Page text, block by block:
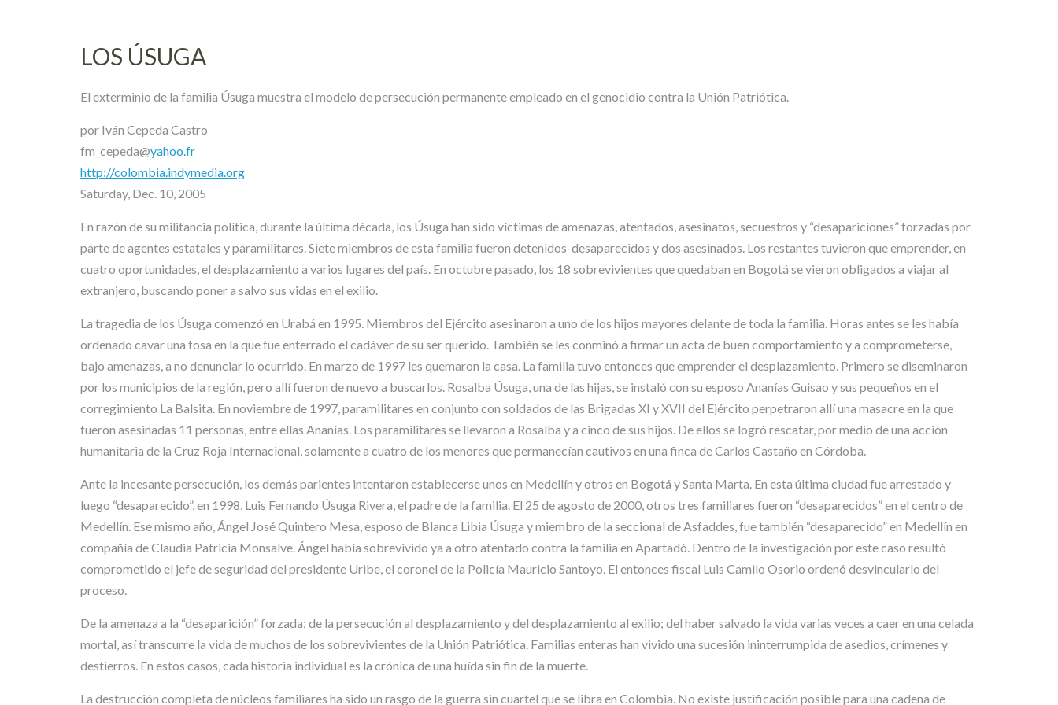
LOS ÚSUGA
El exterminio de la familia Úsuga muestra el modelo de persecución permanente empleado en el genocidio contra la Unión Patriótica.
por Iván Cepeda Castro
fm_cepeda@yahoo.fr
http://colombia.indymedia.org
Saturday, Dec. 10, 2005
En razón de su militancia política, durante la última década, los Úsuga han sido víctimas de amenazas, atentados, asesinatos, secuestros y “desapariciones” forzadas por
parte de agentes estatales y paramilitares. Siete miembros de esta familia fueron detenidos-desaparecidos y dos asesinados. Los restantes tuvieron que emprender, en
cuatro oportunidades, el desplazamiento a varios lugares del país. En octubre pasado, los 18 sobrevivientes que quedaban en Bogotá se vieron obligados a viajar al
extranjero, buscando poner a salvo sus vidas en el exilio.
La tragedia de los Úsuga comenzó en Urabá en 1995. Miembros del Ejército asesinaron a uno de los hijos mayores delante de toda la familia. Horas antes se les había
ordenado cavar una fosa en la que fue enterrado el cadáver de su ser querido. También se les conminó a firmar un acta de buen comportamiento y a comprometerse,
bajo amenazas, a no denunciar lo ocurrido. En marzo de 1997 les quemaron la casa. La familia tuvo entonces que emprender el desplazamiento. Primero se diseminaron
por los municipios de la región, pero allí fueron de nuevo a buscarlos. Rosalba Úsuga, una de las hijas, se instaló con su esposo Ananías Guisao y sus pequeños en el
corregimiento La Balsita. En noviembre de 1997, paramilitares en conjunto con soldados de las Brigadas XI y XVII del Ejército perpetraron allí una masacre en la que
fueron asesinadas 11 personas, entre ellas Ananías. Los paramilitares se llevaron a Rosalba y a cinco de sus hijos. De ellos se logró rescatar, por medio de una acción
humanitaria de la Cruz Roja Internacional, solamente a cuatro de los menores que permanecían cautivos en una finca de Carlos Castaño en Córdoba.
Ante la incesante persecución, los demás parientes intentaron establecerse unos en Medellín y otros en Bogotá y Santa Marta. En esta última ciudad fue arrestado y
luego “desaparecido”, en 1998, Luis Fernando Úsuga Rivera, el padre de la familia. El 25 de agosto de 2000, otros tres familiares fueron “desaparecidos” en el centro de
Medellín. Ese mismo año, Ángel José Quintero Mesa, esposo de Blanca Libia Úsuga y miembro de la seccional de Asfaddes, fue también “desaparecido” en Medellín en
compañía de Claudia Patricia Monsalve. Ángel había sobrevivido ya a otro atentado contra la familia en Apartadó. Dentro de la investigación por este caso resultó
comprometido el jefe de seguridad del presidente Uribe, el coronel de la Policía Mauricio Santoyo. El entonces fiscal Luis Camilo Osorio ordenó desvincularlo del
proceso.
De la amenaza a la “desaparición” forzada; de la persecución al desplazamiento y del desplazamiento al exilio; del haber salvado la vida varias veces a caer en una celada
mortal, así transcurre la vida de muchos de los sobrevivientes de la Unión Patriótica. Familias enteras han vivido una sucesión ininterrumpida de asedios, crímenes y
destierros. En estos casos, cada historia individual es la crónica de una huída sin fin de la muerte.
La destrucción completa de núcleos familiares ha sido un rasgo de la guerra sin cuartel que se libra en Colombia. No existe justificación posible para una cadena de